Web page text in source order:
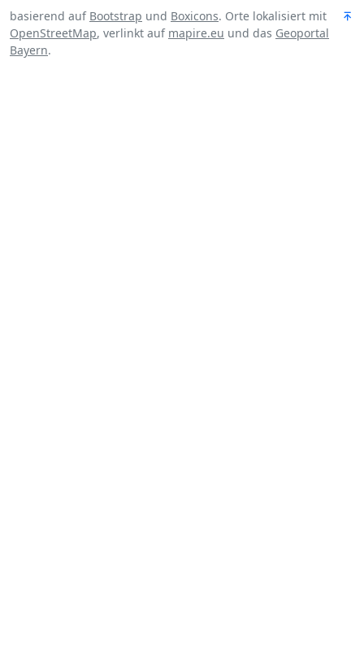
basierend auf Bootstrap und Boxicons. Orte lokalisiert mit
OpenStreetMap, verlinkt auf mapire.eu und das Geoportal
Bayern.